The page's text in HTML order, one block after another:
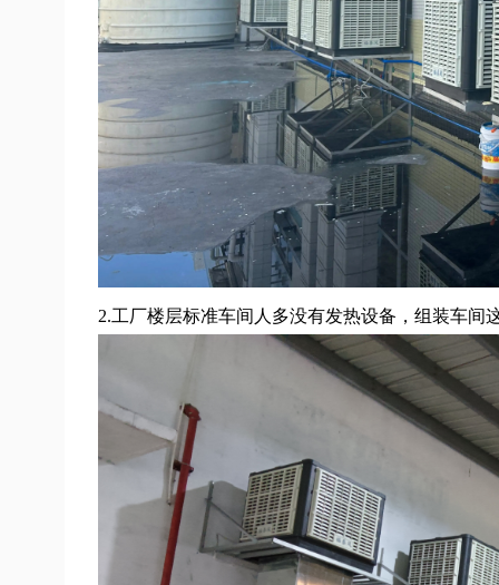
2.工厂楼层标准车间人多没有发热设备，组装车间